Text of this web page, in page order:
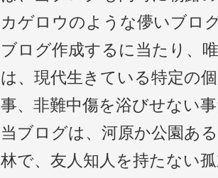
カゲロウのような儚いブロ
ブログ作成するに当たり、
は、現代生きている特定の
事、非難中傷を浴びせない
当ブログは、河原か公園あ
林で、友人知人を持たない